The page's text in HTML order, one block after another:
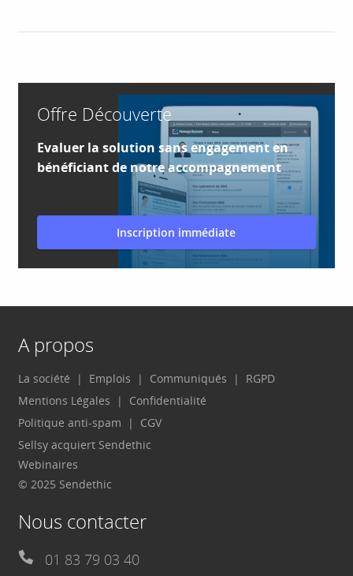
Offre Découverte
Evaluer la solution sans engagement en
bénéficiant de notre accompagnement
Inscription immédiate
A propos
La société Emplois Communiqués
RGPD
Mentions Légales
Confidentialité
Politique anti-spam
CGV
Sellsy acquiert Sendethic
Webinaires
© 2025 Sendethic
Nous contacter
01 83 79 03 40